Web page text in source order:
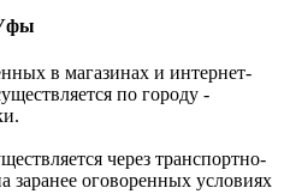
в магазинах и интернет-
по городу -
через транспортно-
оговоренных условиях